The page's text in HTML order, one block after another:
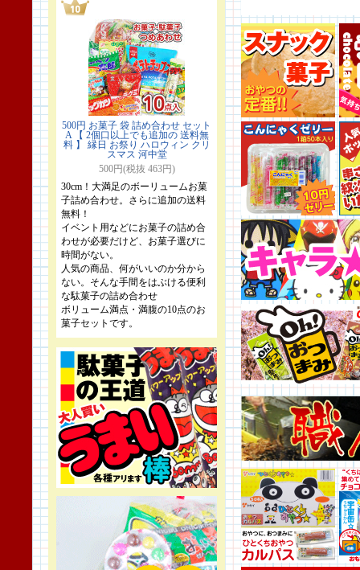
500円 お菓子 袋 詰め合わせ セット
A 【 2個口以上でも追加の 送料無
料 】 縁日 お祭り ハロウィン クリ
スマス 河中堂
500円(税抜 463円)
30cm！大満足のボーリュームお菓
子詰め合わせ。さらに追加の送料
無料！
イベント用などにお菓子の詰め合
わせが必要だけど、お菓子選びに
時間がない。
人気の商品、何がいいのか分から
ない。そんな手間をはぶける便利
な駄菓子の詰め合わせ
ボリューム満点・満腹の10点のお
菓子セットです。